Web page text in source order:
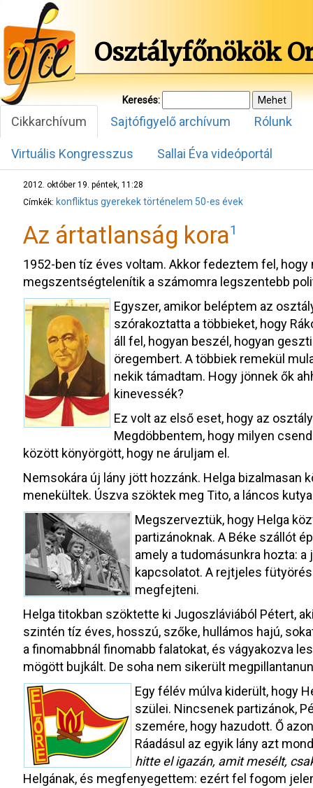
Osztályfőnökök
Keresés:
Cikkarchívum Sajtófigyelő archívum Rólunk
Virtuális Kongresszus Sallai Éva videóportál
2012. október 19. péntek, 11:28
Címkék: konfliktus gyerekektörténelem 50-es évek
Az ártatlanság kora1
1952-ben tíz éves voltam. Akkor fedeztem fel,
megszentségtelenítik a számomra legszentebb
Egyszer, amikor beléptem az
szórakoztatta a többieket, hogy
áll fel, hogyan beszél, hogyan
öregembert. A többiek remekül
nekik támadtam. Hogy jönnek ők
kinevessék?
Ez volt az első eset, hogy az
Megdöbbentem, hogy milyen
között könyörgött, hogy ne áruljam el.
Nemsokára új lány jött hozzánk. Helga bizalmasan
menekültek. Úszva szöktek meg Tito, a láncos
Megszerveztük, hogy Helga
partizánoknak. A Béke szállót
amely a tudomásunkra hozta:
kapcsolatot. A rejtjeles
megfejteni.
Helga titokban szöktette ki Jugoszláviából Pétert,
szintén tíz éves, hosszú, szőke, hullámos hajú,
a finomabbnál finomabb falatokat, és vágyakozva
mögött bujkált. De soha nem sikerült
Egy félév múlva kiderült, hogy
szülei. Nincsenek partizánok,
szemére, hogy hazudott. Ő
Ráadásul az egyik lány azt
hitte el igazán, amit mesélt,
Helgának, és megfenyegettem: ezért fel fogom